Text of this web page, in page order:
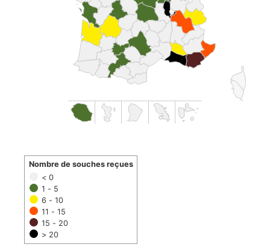
< 0
1 - 5
6 - 10
11 - 15
15 - 20
> 20
Nombre de souches reçues